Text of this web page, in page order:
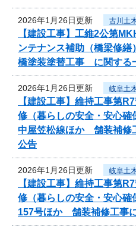
2026年1月26日更新 古川土
【建設工事】工維2公第
ンテナンス補助（橋梁修
橋塗装塗替工事 に関する
2026年1月26日更新 岐阜土
【建設工事】維持工事第
修（暮らしの安全・安心
中屋笠松線ほか 舗装補修
公告
2026年1月26日更新 岐阜土
【建設工事】維持工事第
修（暮らしの安全・安心確
157号ほか 舗装補修工事